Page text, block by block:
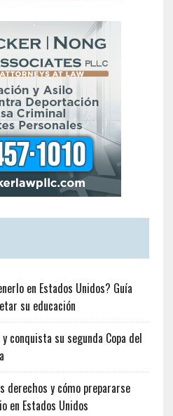
en Estados Unidos? Guía
su educación
conquista su segunda Copa del
derechos y cómo prepararse
en Estados Unidos